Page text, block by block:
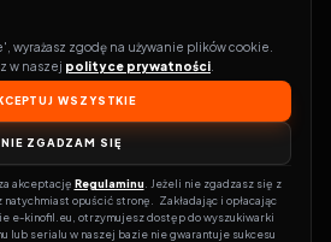
wyrażasz zgodę na używanie plików cookie.
w naszej polityce prywatności
WSZYSTKIE
NIE ZGADZAM SIĘ
akceptację Regulaminu . Jeżeli nie zgadzasz się z
opuścić stronę.  Zakładając i opłacając
e-kinofil.eu, otrzymujesz dostęp do wyszukiwarki
lub serialu w naszej bazie nie gwarantuje sukcesu